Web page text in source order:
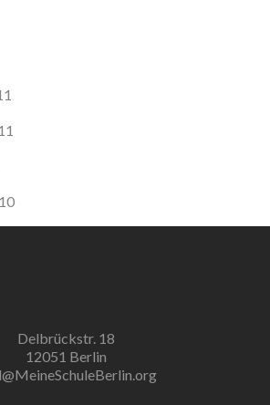
Delbrückstr. 18
12051 Berlin